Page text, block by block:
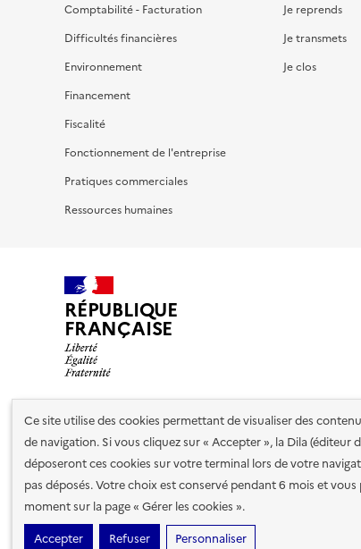
Ce site utilise des cookies permettant de visualiser des
de navigation. Si vous cliquez sur « Accepter », la Dila (éditeur
déposeront ces cookies sur votre terminal lors de votre
pas déposés. Votre choix est conservé pendant 6 mois et
moment sur la page « Gérer les cookies ».
Accepter
Refuser Personnaliser
Comptabilité - Facturation
Difficultés financières
Environnement
Financement
Fiscalité
Fonctionnement de l'entreprise
Pratiques commerciales
Ressources humaines
Je reprends
Je transmets
Je clos
RÉPUBLIQUE
FRANÇAISE
Nos partenaires
Plan du site Accessibilité : totalement conforme
cookies
Paramètres d'affichage